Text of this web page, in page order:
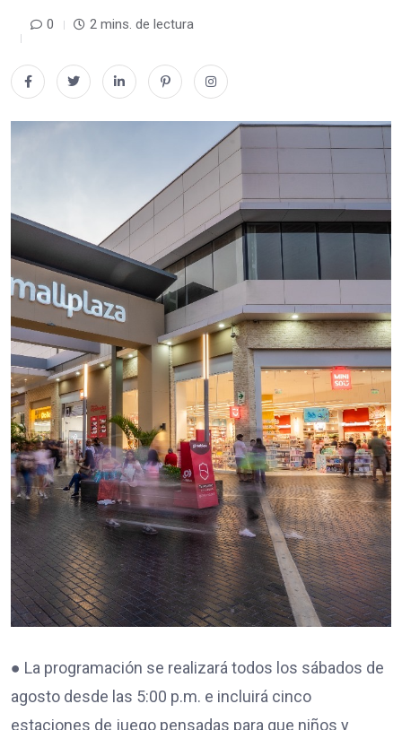
0 2 mins. de lectura
● La programación se realizará todos los sábados de
agosto desde las 5:00 p.m. e incluirá cinco
estaciones de juego pensadas para que niños y